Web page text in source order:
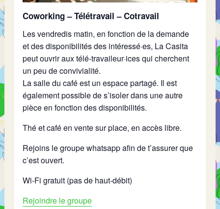
Coworking – Télétravail – Cotravail
Les vendredis matin, en fonction de la demande
et des disponibilités des intéressé·es, La Casita
peut ouvrir aux télé-travaileur·ices qui cherchent
un peu de convivialité.
La salle du café est un espace partagé. Il est
également possible de s’isoler dans une autre
pièce en fonction des disponibilités.
Thé et café en vente sur place, en accès libre.
Rejoins le groupe whatsapp afin de t’assurer que
c’est ouvert.
Wi-Fi gratuit (pas de haut-débit)
Rejoindre le groupe